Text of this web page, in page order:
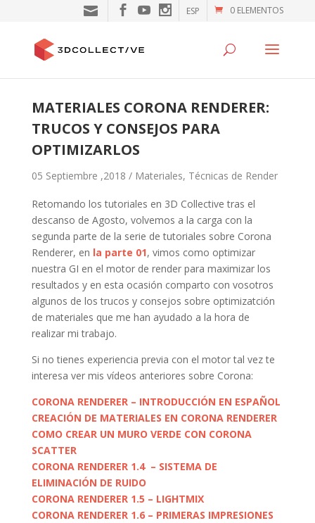
0 ELEMENTOS
ESP
MATERIALES CORONA RENDERER:
TRUCOS Y CONSEJOS PARA
OPTIMIZARLOS
05 Septiembre ,2018 / Materiales, Técnicas de Render
Retomando los tutoriales en 3D Collective tras el
descanso de Agosto, volvemos a la carga con la
segunda parte de la serie de tutoriales sobre Corona
Renderer, en la parte 01, vimos como optimizar
nuestra GI en el motor de render para maximizar los
resultados y en esta ocasión comparto con vosotros
algunos de los trucos y consejos sobre optimizatción
de materiales que me han ayudado a la hora de
realizar mi trabajo.
Si no tienes experiencia previa con el motor tal vez te
interesa ver mis vídeos anteriores sobre Corona:
CORONA RENDERER – INTRODUCCIÓN EN ESPAÑOL
CREACIÓN DE MATERIALES EN CORONA RENDERER
COMO CREAR UN MURO VERDE CON CORONA
SCATTER
CORONA RENDERER 1.4 – SISTEMA DE
ELIMINACIÓN DE RUIDO
CORONA RENDERER 1.5 – LIGHTMIX
CORONA RENDERER 1.6 – PRIMERAS IMPRESIONES